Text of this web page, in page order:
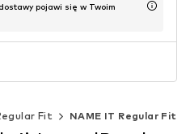
pojawi się w Twoim
Fit NAME IT Regular Fit